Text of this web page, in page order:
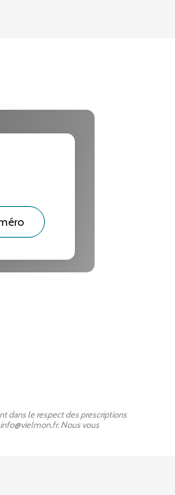
dans le respect des prescriptions
Nous vous